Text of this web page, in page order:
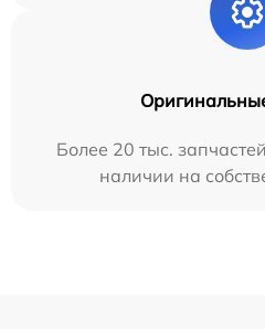
Более 20 тыс.
наличии на